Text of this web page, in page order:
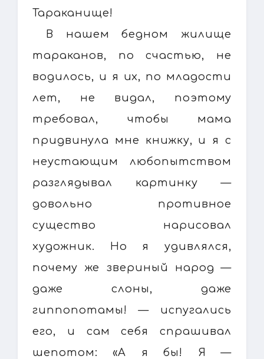
Тараканище!
В нашем бедном жилище
тараканов, по счастью, не
водилось, и я их, по младости
лет, не видал, поэтому
требовал, чтобы мама
придвинула мне книжку, и я с
неустающим любопытством
разглядывал картинку —
довольно противное
существо нарисовал
художник. Но я удивлялся,
почему же звериный народ —
даже слоны, даже
гиппопотамы! — испугались
его, и сам себя спрашивал
шепотом: «А я бы! Я —